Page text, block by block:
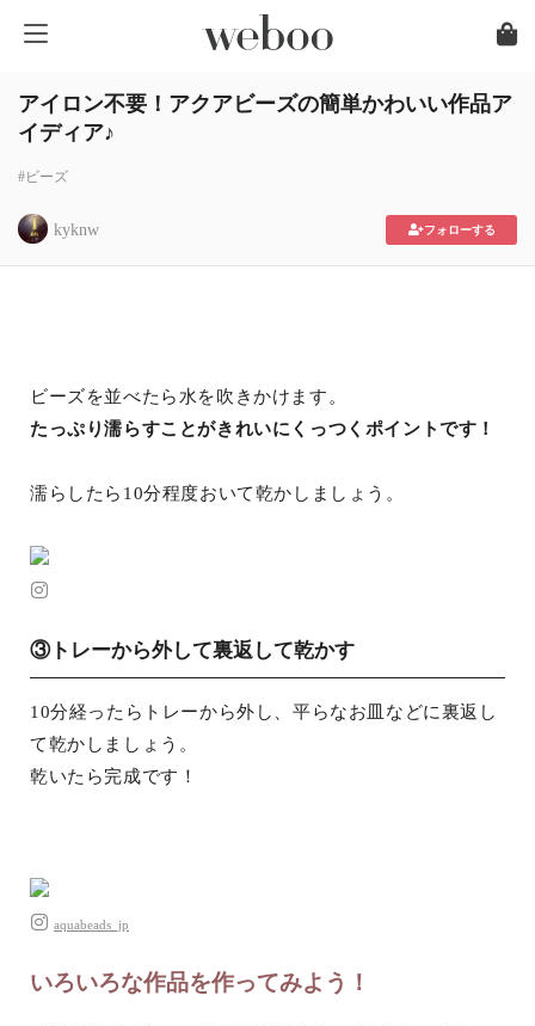
アイロン不要！アクアビーズの簡単かわいい作品ア
イディア♪
#ビーズ
kyknw フォローする
ビーズを並べたら水を吹きかけます。
たっぷり濡らすことがきれいにくっつくポイントです！
濡らしたら10分程度おいて乾かしましょう。
③トレーから外して裏返して乾かす
10分経ったらトレーから外し、平らなお皿などに裏返し
て乾かしましょう。
乾いたら完成です！
aquabeads_jp
いろいろな作品を作ってみよう！